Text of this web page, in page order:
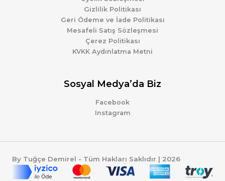
Gizlilik Politikası
Geri Ödeme ve İade Politikası
Mesafeli Satış Sözleşmesi
Çerez Politikası
KVKK Aydınlatma Metni
Sosyal Medya’da Biz
Facebook
Instagram
By Tuğçe Demirel - Tüm Hakları Saklıdır | 2026